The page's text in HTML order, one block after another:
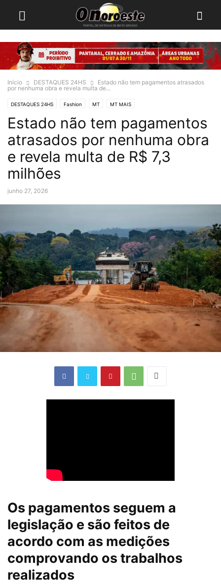
Início DESTAQUES 24HS
Estado não tem pagamentos atrasados
por nenhuma obra e revela multa de...
DESTAQUES 24HS Fashion MT MT MAIS
Estado não tem pagamentos
atrasados por nenhuma obra
e revela multa de R$ 7,3
milhões
junho 27, 2026
Os pagamentos seguem a
legislação e são feitos de
acordo com as medições
comprovando os trabalhos
realizados